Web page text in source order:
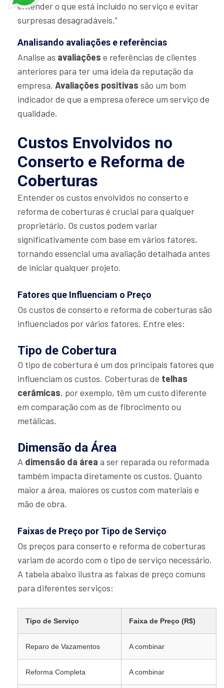
entender o que está incluído no serviço e evitar
surpresas desagradáveis.”
Analisando avaliações e referências
Analise as avaliações e referências de clientes
anteriores para ter uma ideia da reputação da
empresa. Avaliações positivas são um bom
indicador de que a empresa oferece um serviço de
qualidade.
Custos Envolvidos no
Conserto e Reforma de
Coberturas
Entender os custos envolvidos no conserto e
reforma de coberturas é crucial para qualquer
proprietário. Os custos podem variar
significativamente com base em vários fatores,
tornando essencial uma avaliação detalhada antes
de iniciar qualquer projeto.
Fatores que Influenciam o Preço
Os custos de conserto e reforma de coberturas são
influenciados por vários fatores. Entre eles:
Tipo de Cobertura
O tipo de cobertura é um dos principais fatores que
influenciam os custos. Coberturas de telhas
cerâmicas, por exemplo, têm um custo diferente
em comparação com as de fibrocimento ou
metálicas.
Dimensão da Área
A dimensão da área a ser reparada ou reformada
também impacta diretamente os custos. Quanto
maior a área, maiores os custos com materiais e
mão de obra.
Faixas de Preço por Tipo de Serviço
Os preços para conserto e reforma de coberturas
variam de acordo com o tipo de serviço necessário.
A tabela abaixo ilustra as faixas de preço comuns
para diferentes serviços:
Tipo de Serviço Faixa de Preço (R$)
Reparo de Vazamentos A combinar
Reforma Completa A combinar